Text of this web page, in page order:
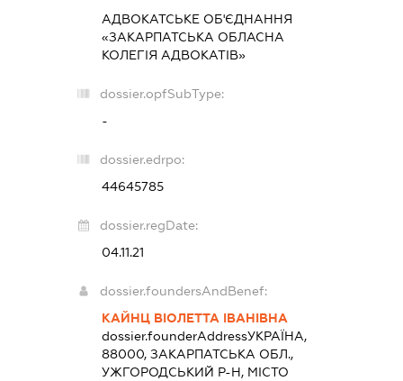
АДВОКАТСЬКЕ ОБ'ЄДНАННЯ
«ЗАКАРПАТСЬКА ОБЛАСНА
КОЛЕГІЯ АДВОКАТІВ»
dossier.opfSubType:
-
dossier.edrpo:
44645785
dossier.regDate:
04.11.21
dossier.foundersAndBenef:
КАЙНЦ ВІОЛЕТТА ІВАНІВНА
dossier.founderAddressУКРАЇНА,
88000, ЗАКАРПАТСЬКА ОБЛ.,
УЖГОРОДСЬКИЙ Р-Н, МІСТО